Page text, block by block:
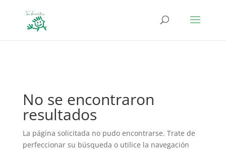
No se encontraron
resultados
La página solicitada no pudo encontrarse. Trate de
perfeccionar su búsqueda o utilice la navegación